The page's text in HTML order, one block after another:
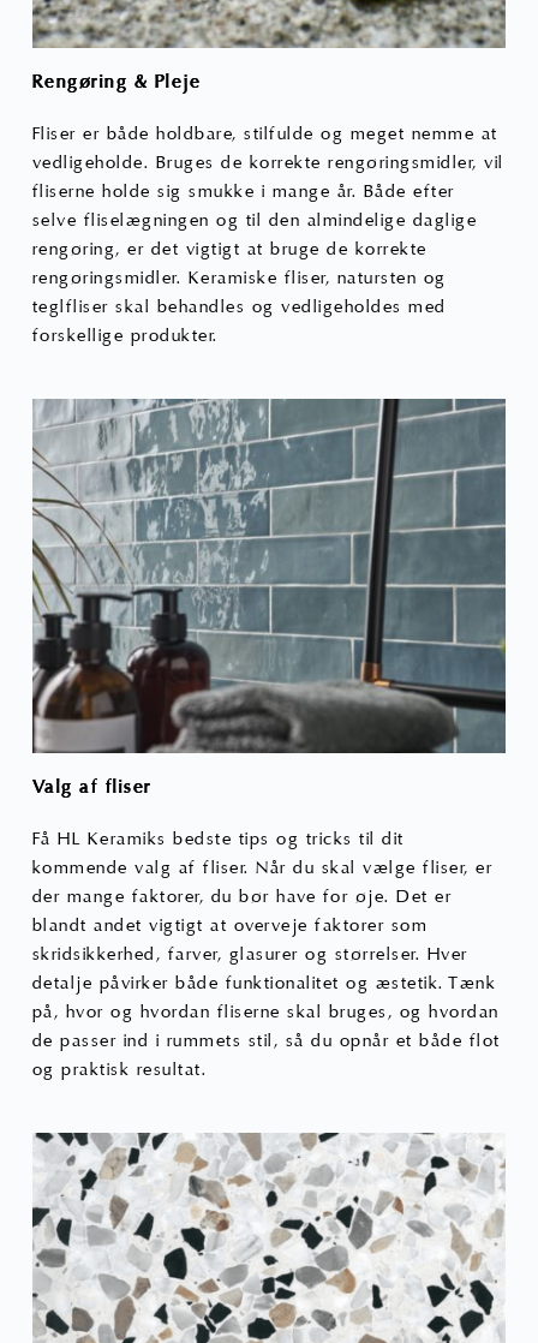
Rengøring & Pleje
Fliser er både holdbare, stilfulde og meget nemme at
vedligeholde. Bruges de korrekte rengøringsmidler, vil
fliserne holde sig smukke i mange år. Både efter
selve fliselægningen og til den almindelige daglige
rengøring, er det vigtigt at bruge de korrekte
rengøringsmidler. Keramiske fliser, natursten og
teglfliser skal behandles og vedligeholdes med
forskellige produkter.
Valg af fliser
Få HL Keramiks bedste tips og tricks til dit
kommende valg af fliser. Når du skal vælge fliser, er
der mange faktorer, du bør have for øje. Det er
blandt andet vigtigt at overveje faktorer som
skridsikkerhed, farver, glasurer og størrelser. Hver
detalje påvirker både funktionalitet og æstetik. Tænk
på, hvor og hvordan fliserne skal bruges, og hvordan
de passer ind i rummets stil, så du opnår et både flot
og praktisk resultat.